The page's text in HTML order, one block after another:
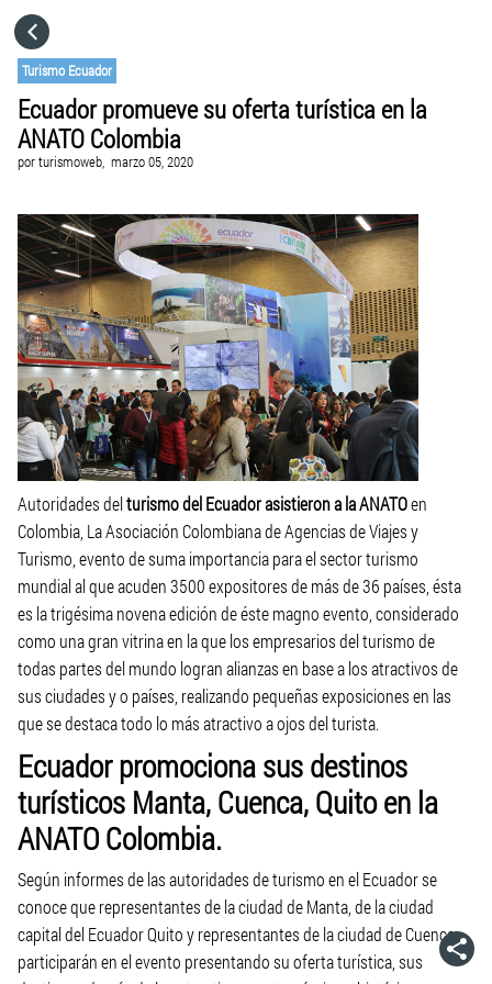
Turismo Ecuador
Ecuador promueve su oferta turística en la
ANATO Colombia
porturismoweb, marzo 05, 2020
Autoridades delturismo del Ecuador asistieron a la ANATOen
Colombia, La Asociación Colombiana de Agencias de Viajes y
Turismo, evento de suma importancia para el sector turismo
mundial al que acuden 3500 expositores de más de 36 países, ésta
es la trigésima novena edición de éste magno evento, considerado
como una gran vitrina en la que los empresarios del turismo de
todas partes del mundo logran alianzas en base a los atractivos de
sus ciudades y o países, realizando pequeñas exposiciones en las
que se destaca todo lo más atractivo a ojos del turista.
Ecuador promociona sus destinos
turísticos Manta, Cuenca, Quito en la
ANATO Colombia.
Según informes de las autoridades de turismo en el Ecuador se
conoce que representantes de la ciudad de Manta, de la ciudad
capital del Ecuador Quito y representantes de la ciudad de Cuenca
participarán en el evento presentando su oferta turística, sus
CATEGORÍAS
VISITA EL SITIO WEB